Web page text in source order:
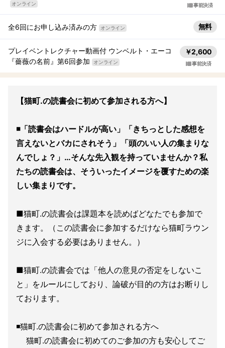
オンライン 事前決済
全6回にお申し込み済みの方 オンライン 無料
プレイベントレクチャー動画付 ウンベルト・エーコ
『薔薇の名前』第6回参加
オンライン
￥2,600
事前決済
【猫町.の読書会に初めて参加される方へ】
◾「読書会はハードルが高い」「きちっとした感想を
言えないとバカにされそう」「頭のいい人の集まりな
んでしょ？」…そんな先入観を持っていませんか？私
たちの読書会は、そういったイメージを覆すための楽
しい集まりです。
■猫町.の読書会は課題本を読めばどなたでも参加で
きます。（この読書会に参加するだけなら猫町ラウン
ジに入会する必要はありません。）
■猫町.の読書会では「他人の意見の否定をしないこ
と」をルールにしており、論破が目的の方はお断りし
ております。
◾️猫町.の読書会に初めて参加される方へ
猫町.の読書会に初めてのご参加の方も安心してご